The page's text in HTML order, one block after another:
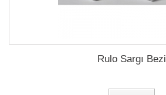
Rulo Sargı Bezi